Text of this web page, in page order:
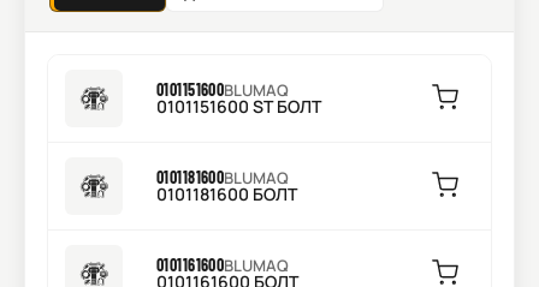
0101151600BLUMAQ
0101151600 ST БОЛТ
0101181600BLUMAQ
0101181600 БОЛТ
0101161600BLUMAQ
0101161600 БОЛТ